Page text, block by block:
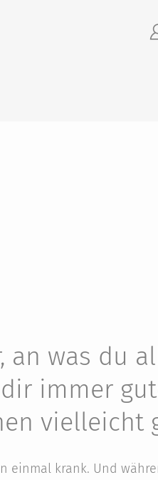
an was du
immer
vielleicht
einmal krank. Und